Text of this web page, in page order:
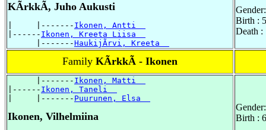
KÃrkkÃ, Juho Aukusti
|     |------- Ikonen, Antti
|------ Ikonen, Kreeta Liisa
      |-------
HaukijÃrvi, Kreeta
Birth :
Death :
Family KÃrkkÃ - Ikonen
      |-------
Ikonen, Matti
|------ Ikonen, Taneli
|     |------- Puurunen, Elsa
Ikonen, Vilhelmiina
Birth :